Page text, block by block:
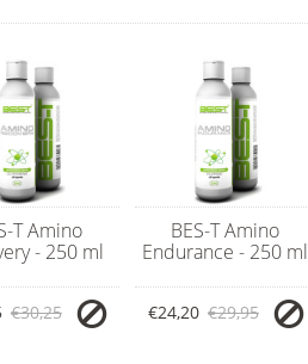
T Amino
- 250 ml
€30,25
BES-T Amino
Endurance - 250 ml
€24,20 €29,95